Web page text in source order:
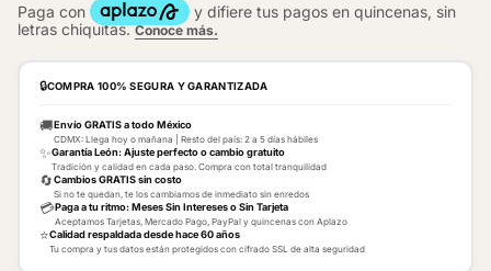
🔒COMPRA 100% SEGURA Y GARANTIZADA
🚚Envío GRATIS a todo México
CDMX: Llega hoy o mañana | Resto del país: 2 a 5 días hábiles
✨Garantía León: Ajuste perfecto o cambio gratuito
Tradición y calidad en cada paso. Compra con total tranquilidad
🔄Cambios GRATIS sin costo
Si no te quedan, te los cambiamos de inmediato sin enredos
💳Paga a tu ritmo: Meses Sin Intereses o Sin Tarjeta
Aceptamos Tarjetas, Mercado Pago, PayPal y quincenas con Aplazo
⭐Calidad respaldada desde hace 60 años
Tu compra y tus datos están protegidos con cifrado SSL de alta seguridad